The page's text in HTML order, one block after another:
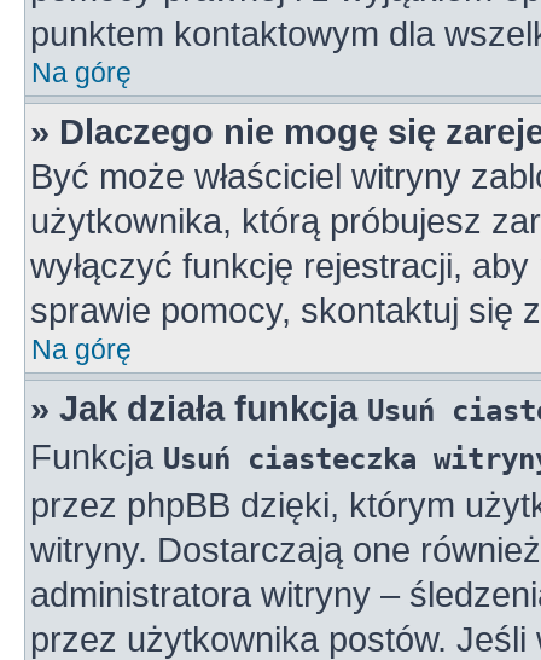
punktem kontaktowym dla
Na górę
» Dlaczego nie mogę się
Być może właściciel witryny
użytkownika, którą próbujesz
wyłączyć funkcję rejestracji,
sprawie pomocy, skontaktuj się
Na górę
» Jak działa funkcja Usuń
Funkcja Usuń ciasteczka
przez phpBB dzięki, którym
witryny. Dostarczają one
administratora witryny –
przez użytkownika postów.